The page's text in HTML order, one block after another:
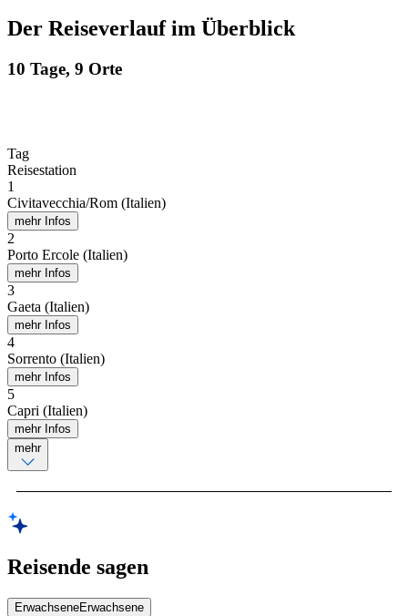
Der Reiseverlauf im Überblick
10 Tage, 9 Orte
Tag
Reisestation
1
Civitavecchia/Rom (Italien)
mehr Infos
2
Porto Ercole (Italien)
mehr Infos
3
Gaeta (Italien)
mehr Infos
4
Sorrento (Italien)
mehr Infos
5
Capri (Italien)
mehr Infos
mehr
Reisende sagen
ErwachseneErwachsene